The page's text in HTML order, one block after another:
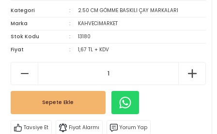
Kategori
2.50 CM GÖMME BASKILI ÇAY MARKALARI
Marka
KAHVECİMARKET
Stok Kodu
13180
Fiyat
1,67 TL + KDV
Sepete Ekle
Tavsiye Et Fiyat Alarmı Yorum Yap